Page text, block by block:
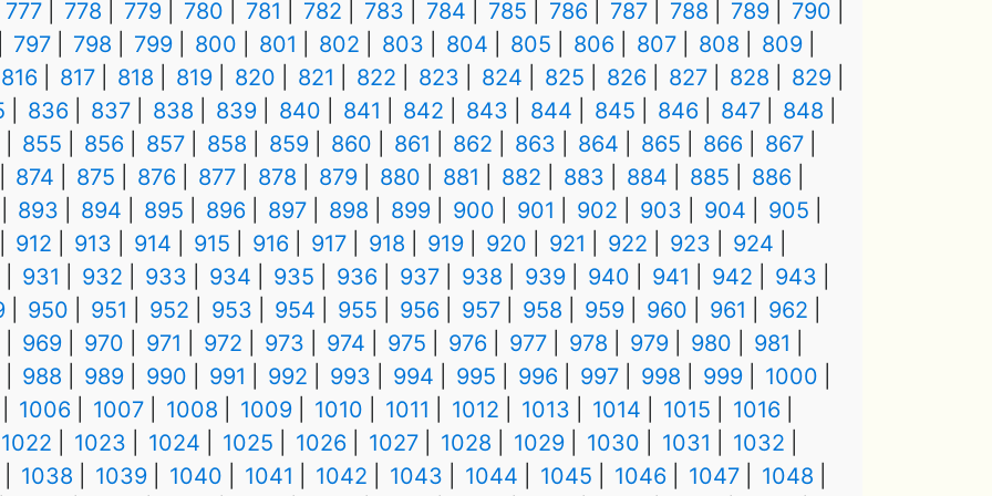
777 778 779 780 781 782 783 784 785 786 787 788 789
790
797
798 799 800 801 802 803 804 805 806 807 808
809
816
817 818 819 820 821 822 823 824 825 826 827 828
829
836 837 838 839 840 841 842 843 844 845 846 847
848
855
856 857 858 859 860 861 862 863 864 865 866
867
874
875 876 877 878 879 880 881 882 883 884 885
886
893
894 895 896 897 898 899 900 901 902 903 904
905
912
913 914 915 916 917 918 919 920 921 922 923
924
931
932 933 934 935 936 937 938 939 940 941 942
943
950 951 952 953 954 955 956 957 958 959 960 961
962
969
970 971 972 973 974 975 976 977 978 979 980
981
988
989 990 991 992 993 994 995 996 997 998 999
1000
1006
1007 1008 1009 1010 1011 1012 1013 1014 1015
1016
1022
1023 1024 1025 1026 1027 1028 1029 1030 1031
1032
1038
1039 1040 1041 1042 1043 1044 1045 1046 1047 1048